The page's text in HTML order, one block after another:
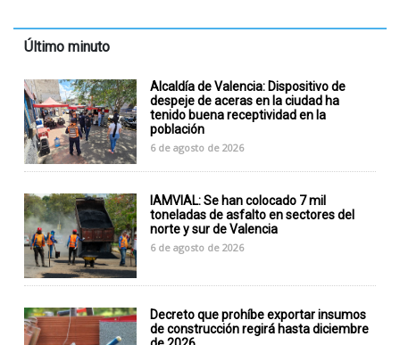
Último minuto
Alcaldía de Valencia: Dispositivo de
despeje de aceras en la ciudad ha
tenido buena receptividad en la
población
6 de agosto de 2026
IAMVIAL: Se han colocado 7 mil
toneladas de asfalto en sectores del
norte y sur de Valencia
6 de agosto de 2026
Decreto que prohíbe exportar insumos
de construcción regirá hasta diciembre